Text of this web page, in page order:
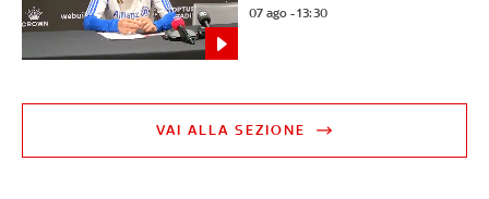
07 ago - 13:30
VAI ALLA SEZIONE